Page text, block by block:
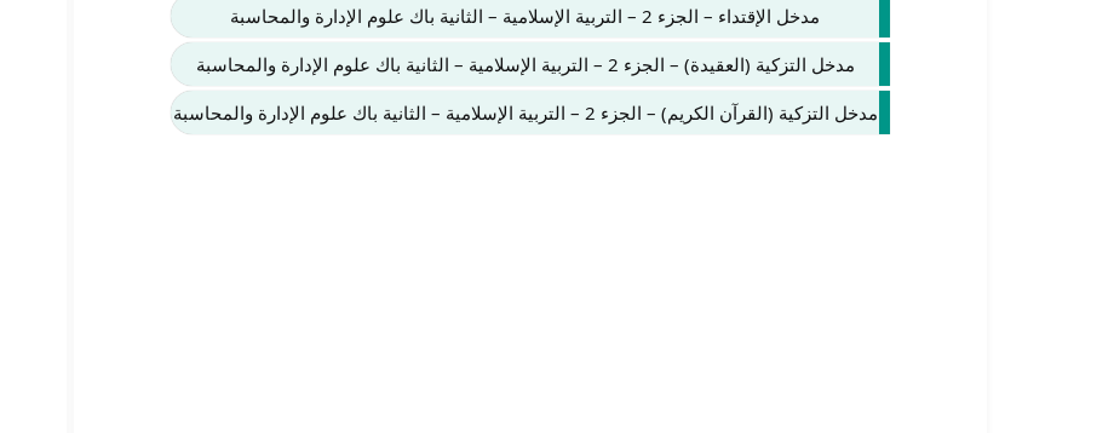
مدخل الإقتداء – الجزء 2 – التربية الإسلامية – الثانية باك علوم الإدارة والمحاسبة
مدخل التزكية (العقيدة) – الجزء 2 – التربية الإسلامية – الثانية باك علوم الإدارة والمحاسبة
مدخل التزكية (القرآن الكريم) – الجزء 2 – التربية الإسلامية – الثانية باك علوم الإدارة والمحاسبة